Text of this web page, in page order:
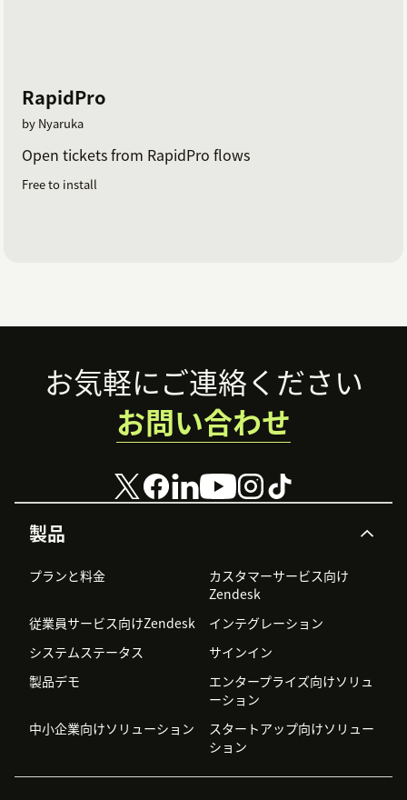
RapidPro
by Nyaruka
Open tickets from RapidPro flows
Free to install
Footer
製品
プランと料金
カスタマーサービス向け
Zendesk
従業員サービス向けZendesk
インテグレーション
システムステータス
サインイン
製品デモ
エンタープライズ向けソリュ
ーション
中小企業向けソリューション
スタートアップ向けソリュー
ション
お気軽にご連絡ください
お問い合わせ